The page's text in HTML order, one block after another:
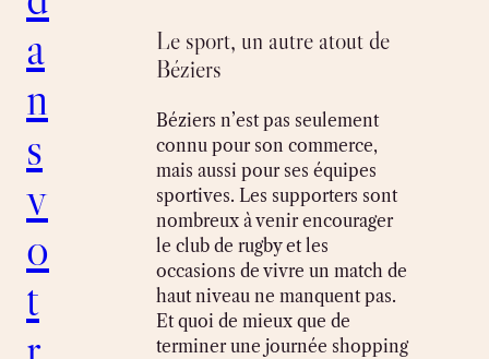
a
n
s
v
o
t
Le sport, un autre atout de
Béziers
Béziers n’est pas seulement
connu pour son commerce,
mais aussi pour ses équipes
sportives. Les supporters sont
nombreux à venir encourager
le club de rugby et les
occasions de vivre un match de
haut niveau ne manquent pas.
Et quoi de mieux que de
terminer une journée shopping